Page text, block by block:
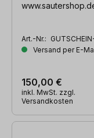
Art.-Nr.:
Versand per E-
150,00 €
inkl. MwSt. zzgl.
Versandkosten